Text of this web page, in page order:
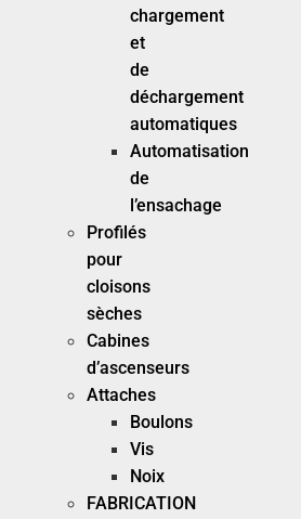
chargement
et
de
déchargement
automatiques
Automatisation
de
l’ensachage
Profilés
pour
cloisons
sèches
Cabines
d’ascenseurs
Attaches
Boulons
Vis
Noix
FABRICATION